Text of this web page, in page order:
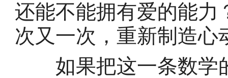
还能不能拥有爱的能力
次又一次，重新制造心
如果把这一条数学